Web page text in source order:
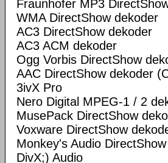
Fraunhofer MP3
WMA DirectShow dekoder
AC3 DirectShow dekoder
AC3 ACM dekoder
Ogg Vorbis DirectShow
AAC DirectShow dekoder
3ivX Pro
Nero Digital MPEG-1 / 2
MusePack DirectShow
Voxware DirectShow
Monkey's Audio
DivX;) Audio